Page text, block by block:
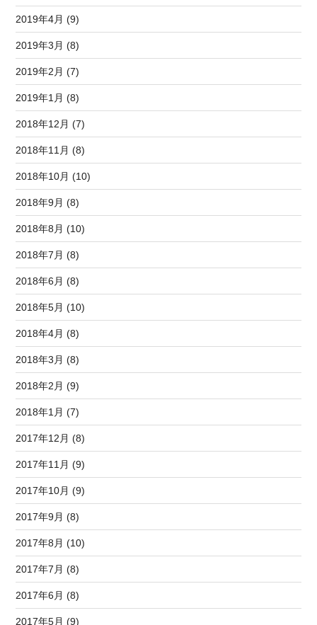
2019年4月 (9)
2019年3月 (8)
2019年2月 (7)
2019年1月 (8)
2018年12月 (7)
2018年11月 (8)
2018年10月 (10)
2018年9月 (8)
2018年8月 (10)
2018年7月 (8)
2018年6月 (8)
2018年5月 (10)
2018年4月 (8)
2018年3月 (8)
2018年2月 (9)
2018年1月 (7)
2017年12月 (8)
2017年11月 (9)
2017年10月 (9)
2017年9月 (8)
2017年8月 (10)
2017年7月 (8)
2017年6月 (8)
2017年5月 (9)